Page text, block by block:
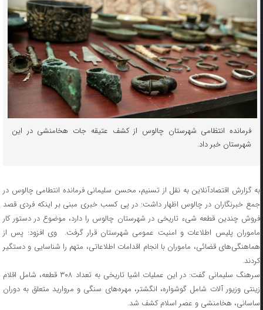
فرمانده انتظامی شهرستان چالوس از کشف عتیقه جات هخامنشی در این
شهرستان خبر داد.
به گزارش اقتصادآنلاین به نقل از تسنیم، محسن سلیمانی فرمانده انتطامی چالوس در
جمع خبرنگاران در چالوس اظهار داشت: در پی کسب خبری مبنی بر اینکه فردی قصد
فروش چندین قطعه شیء تاریخی در شهرستان چالوس را دارد، موضوع در دستور کار
ماموران پلیس اطلاعات و امنیت عمومی شهرستان قرار گرفت. وی افزود: پس از
هماهنگی‌های قضائی، ماموران با انجام اقدامات اطلاعاتی، متهم را شناسایی و دستگیر
کردند.
سرهنگ سلیمانی گفت: در این عملیات اشیا تاریخی به تعداد ۳۰۸ قطعه، شامل اقلام
زینتی وزیور آلات شامل گوشواره، انگشتر، مهره‌های سنگی و مروارید متعلق به دوران
ساسانی، هخامنشی و عصر اسلام کشف شد.